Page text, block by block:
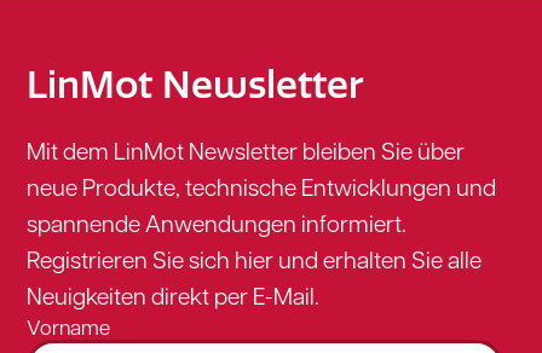
LinMot Newsletter
Mit dem LinMot Newsletter bleiben Sie über
neue Produkte, technische Entwicklungen und
spannende Anwendungen informiert.
Registrieren Sie sich hier und erhalten Sie alle
Neuigkeiten direkt per E-Mail.
Vorname